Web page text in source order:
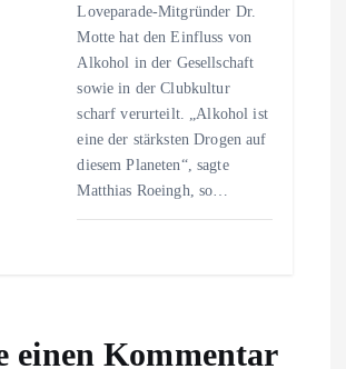
Loveparade-Mitgründer Dr.
Motte hat den Einfluss von
Alkohol in der Gesellschaft
sowie in der Clubkultur
scharf verurteilt. „Alkohol ist
eine der stärksten Drogen auf
diesem Planeten“, sagte
Matthias Roeingh, so…
einen Kommentar